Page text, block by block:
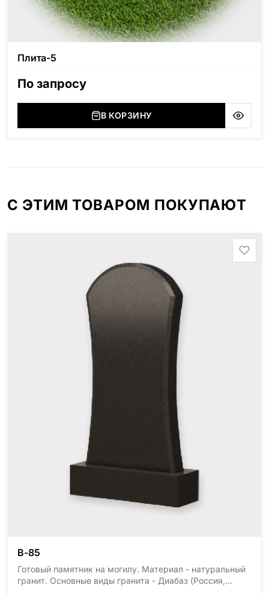
Плита-5
По запросу
В КОРЗИНУ
С ЭТИМ ТОВАРОМ ПОКУПАЮТ
В-85
Готовый памятник на могилу. Материал - натуральный
гранит. Основные виды гранита - Диабаз (Россия,